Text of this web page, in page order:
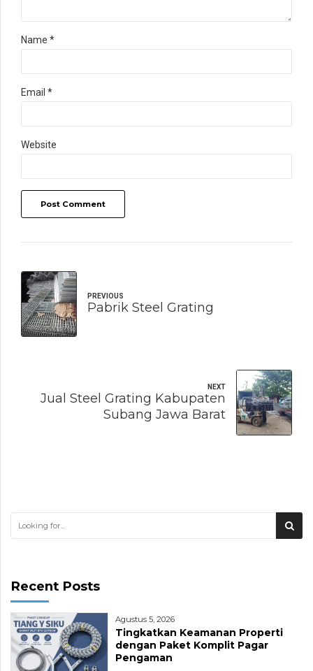
Name *
Email *
Website
Post Comment
PREVIOUS
Pabrik Steel Grating
NEXT
Jual Steel Grating Kabupaten
Subang Jawa Barat
Recent Posts
Agustus 5, 2026
Tingkatkan Keamanan Properti
dengan Paket Komplit Pagar
Pengaman